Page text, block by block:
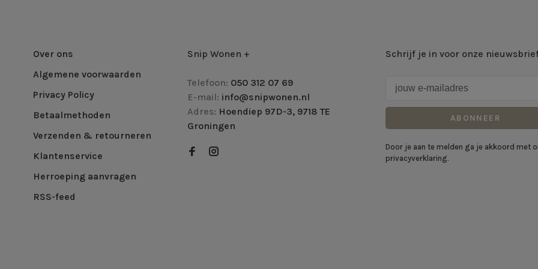
Over ons
Algemene voorwaarden
Privacy Policy
Betaalmethoden
Verzenden & retourneren
Klantenservice
Herroeping aanvragen
RSS-feed
Snip Wonen +
Telefoon: 050 312 07 69
E-mail: info@snipwonen.nl
Adres: Hoendiep 97D-3, 9718 TE
Groningen
Schrijf je in voor onze
ABONNEER
Door je aan te melden ga je akkoord met
privacyverklaring.